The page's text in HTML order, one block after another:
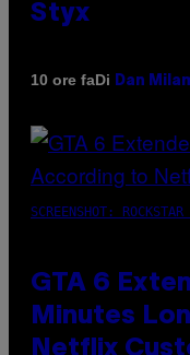
Styx
10 ore faDi Dan
SCREENSHOT:
GTA 6
Minutes
Netflix